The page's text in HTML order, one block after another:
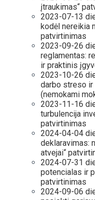
įtraukimas“
2023-07-13
kodėl nereikia
patvirtinimas
2023-09-26
reglamentas:
ir praktinis
2023-10-26
darbo streso
(nemokami
2023-11-16
turbulencija
patvirtinimas
2024-04-04
deklaravimas:
atvejai“
2024-07-31
potencialas ir
patvirtinimas
2024-09-06